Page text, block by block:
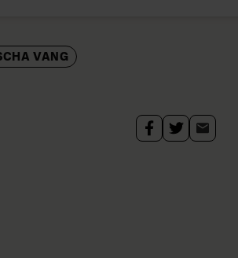
VANG